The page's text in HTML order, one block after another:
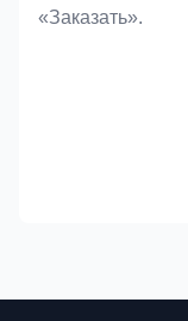
«Заказать».